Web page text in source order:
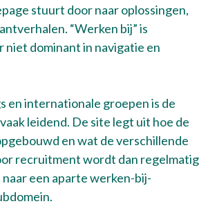
stuurt door naar oplossingen,
“Werken bij” is
niet dominant in navigatie en
en internationale groepen is de
leidend. De site legt uit hoe de
en wat de verschillende
recruitment wordt dan regelmatig
een aparte werken-bij-